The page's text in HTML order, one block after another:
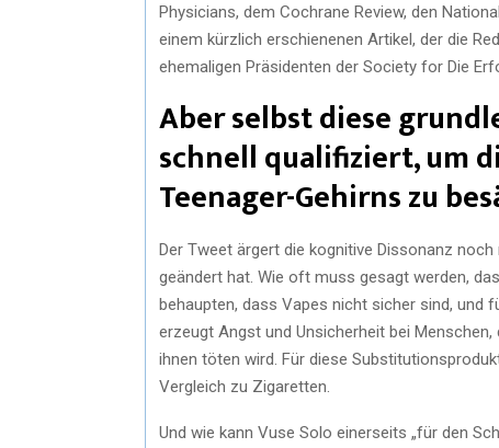
Physicians, dem Cochrane Review, den
einem kürzlich erschienenen Artikel, der die
ehemaligen Präsidenten der Society for Die
Aber selbst diese
schnell qualifiziert, um
Teenager-Gehirns zu
Der Tweet ärgert die kognitive Dissonanz
geändert hat. Wie oft muss gesagt werden,
behaupten, dass Vapes nicht sicher sind, und
erzeugt Angst und Unsicherheit bei
ihnen töten wird. Für diese
Vergleich zu Zigaretten.
Und wie kann Vuse Solo einerseits „für den